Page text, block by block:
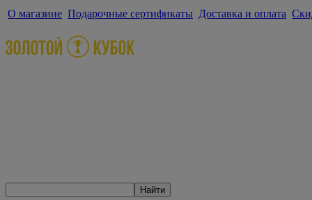
О магазине Подарочные сертификаты Доставка и оплата
Найти